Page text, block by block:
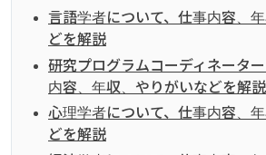
言語学者について、仕事内容、
どを解説
研究プログラムコーディネータ
内容、年収、やりがいなどを解説
心理学者について、仕事内容、
どを解説